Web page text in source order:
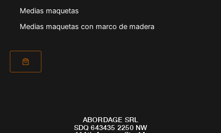
Medias maquetas
Medias maquetas con marco de madera
ABORDAGE SRL
SDQ 643435 2250 NW